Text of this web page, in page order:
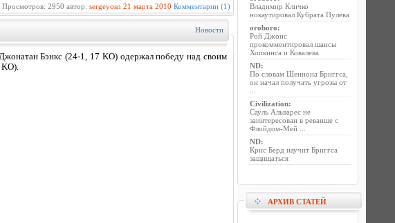
Просмотров: 2950 автор: sergeyosn 21 марта 2010 Комментарии (1)
Новости
Бэнкс (24-1, 17 KO) одержал победу над своим
Владимир Кличко
нокаутировал Кубрата Пулева
oroboro:
Рой Джонс
прокомментировал шансы
Хопкинса и Ковалева
ND:
По словам Шеннона Бриггса,
он начал получать угрозы от
Civilization:
Сауль Альварес не
заинтересован в реванше с
Флойдом-Мей ...
ND:
Крис Берд научит Бриггса
защищаться
АРХИВ СТАТЕЙ